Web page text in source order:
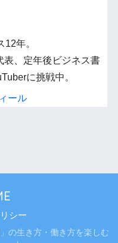
年。
表、定年後ビジネス書
に挑戦中。
ール
シー
の生き方・働き方を楽しむ